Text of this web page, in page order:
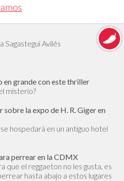
Sagastegui Avilés
en grande con este thriller
misterio?
sobre la expo de H. R. Giger en
hospedará en un antiguo hotel
perrear en la CDMX
que el reggaeton no les gusta, es
hasta abajo a estos lugares